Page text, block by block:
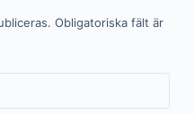
Obligatoriska fält är